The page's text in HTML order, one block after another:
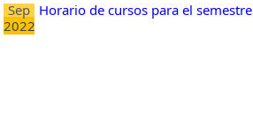
Sep
2022
Horario de cursos para el